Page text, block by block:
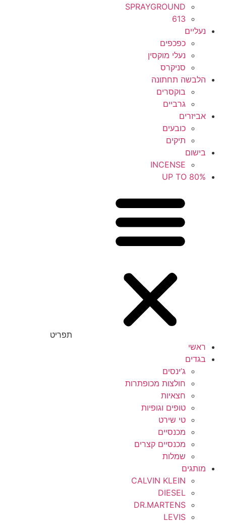
SPRAYGROUND
613
נעליים
כפכפים
נעלי מוקסין
סניקרס
הלבשה תחתונה
בוקסרים
גרביים
אביזרים
כובעים
תיקים
בישום
INCENSE
UP TO 80%
תפריט
ראשי
בגדים
ג’ינסים
חולצות מכופתרות
חצאיות
טופים וגופיות
טי שירט
מכנסיים
מכנסיים קצרים
שמלות
מותגים
CALVIN KLEIN
DIESEL
DR.MARTENS
LEVIS